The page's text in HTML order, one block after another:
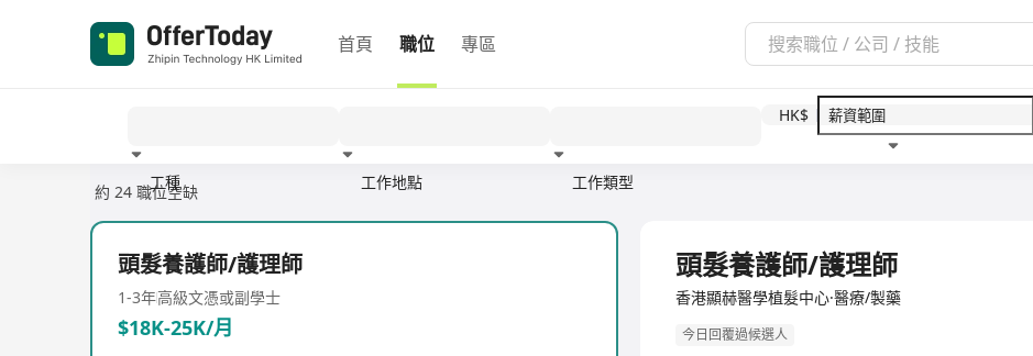
首頁 職位 專區
工種 工作地點 工作類型
HK$
1 個行業
約 24 職位空缺
頭髮養護師/護理師
1-3年高級文憑或副學士
$18K-25K/月
頭髮養護師/護理師
香港顯赫醫學植髮中心·醫療/製藥
今日回覆過候選人